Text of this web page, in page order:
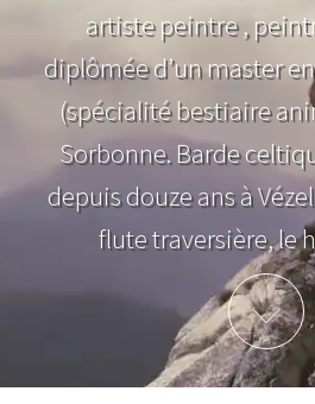
artiste peintre ,
diplômée d’un master
(spécialité bestiaire
Sorbonne. Barde
depuis douze ans à
flute traversière, le